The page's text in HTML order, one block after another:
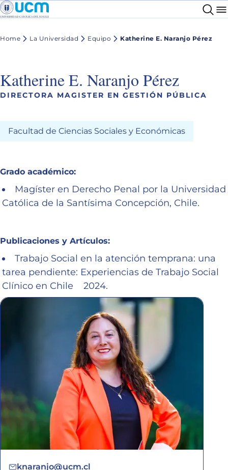
Home La Universidad Equipo Katherine E. Naranjo Pérez
Katherine E. Naranjo Pérez
DIRECTORA MAGISTER EN GESTIÓN PÚBLICA
Facultad de Ciencias Sociales y Económicas
Grado académico:
Magíster en Derecho Penal por la Universidad
Católica de la Santísima Concepción, Chile.
Publicaciones y Artículos:
Trabajo Social en la atención temprana: una
tarea pendiente: Experiencias de Trabajo Social
Clínico en Chile 2024.
knaranjo@ucm.cl